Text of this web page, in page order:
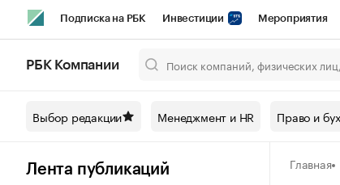
Подписка на РБК Инвестиции Мероприятия
Спецпроекты СПб Конференции СПб
Технологии и медиа Рынок наличной
РБК Компании
Выбор редакции Менеджмент и HR Право и
Лента публикаций Главная